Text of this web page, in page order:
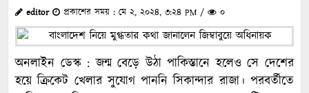
editor প্রকাশের সময় : মে ২, ২০২৪, ৩:২৪ PM / ০
অনলাইন ডেস্ক : জন্ম বেড়ে উঠা পাকিস্তানে হলেও সে দেশের
হয়ে ক্রিকেট খেলার সুযোগ পাননি সিকান্দার রাজা। পরবর্তীতে